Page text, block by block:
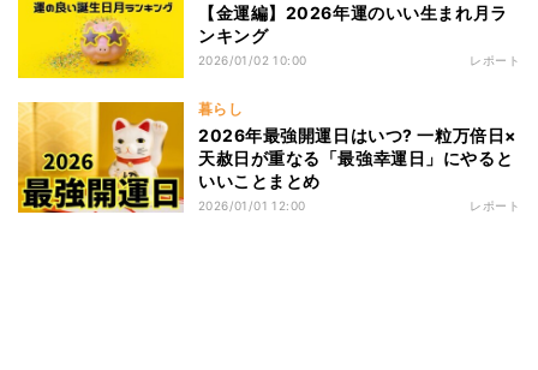
【金運編】2026年運のいい生まれ月ラ
ンキング
2026/01/02 10:00 レポート
暮らし
2026年最強開運日はいつ? 一粒万倍日×
天赦日が重なる「最強幸運日」にやると
いいことまとめ
2026/01/01 12:00 レポート